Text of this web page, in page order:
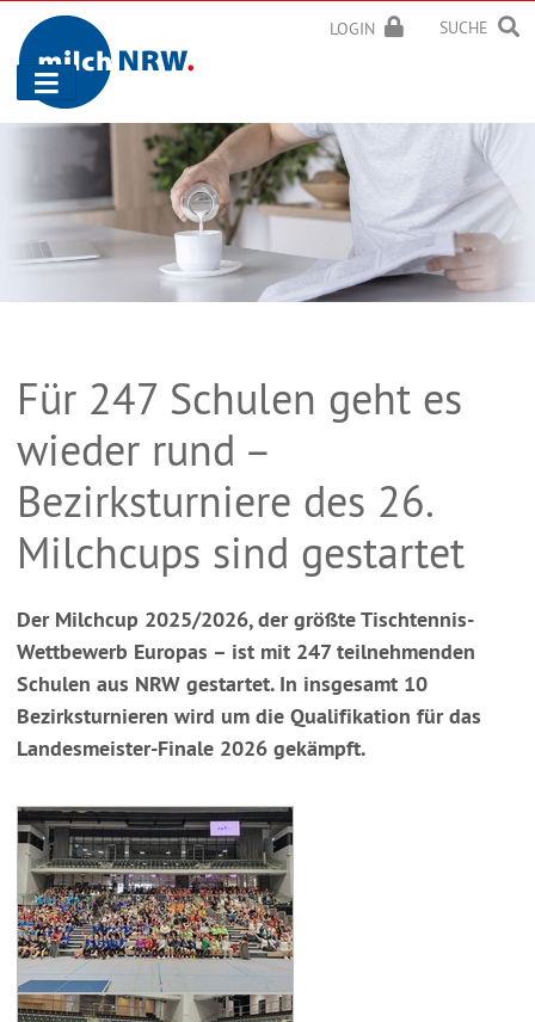
LOGIN SUCHE
Navigation
ein-/ausblenden
Für 247 Schulen geht es
wieder rund –
Bezirksturniere des 26.
Milchcups sind gestartet
Der Milchcup 2025/2026, der größte Tischtennis-
Wettbewerb Europas – ist mit 247 teilnehmenden
Schulen aus NRW gestartet. In insgesamt 10
Bezirksturnieren wird um die Qualifikation für das
Landesmeister-Finale 2026 gekämpft.